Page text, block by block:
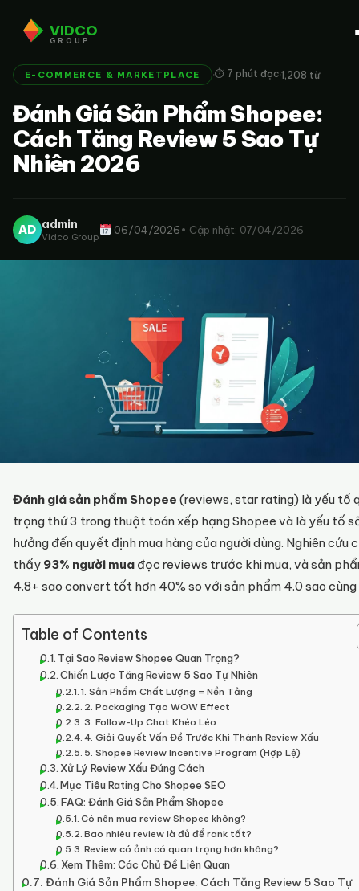
VIDCO
GROUP
E-COMMERCE & MARKETPLACE ·⏱ 7 phút đọc·1,208 từ
Đánh Giá Sản Phẩm Shopee:
Cách Tăng Review 5 Sao Tự
Nhiên 2026
AD admin
Vidco Group
06/04/2026• Cập nhật: 07/04/2026
Đánh giá sản phẩm Shopee (reviews, star rating) là yếu tố
trọng thứ 3 trong thuật toán xếp hạng Shopee và là yếu tố
hưởng đến quyết định mua hàng của người dùng. Nghiên cứu
thấy 93% người mua đọc reviews trước khi mua, và sản
4.8+ sao convert tốt hơn 40% so với sản phẩm 4.0 sao cùng
Table of Contents
Tại Sao Review Shopee Quan Trọng?
Chiến Lược Tăng Review 5 Sao Tự Nhiên
1. Sản Phẩm Chất Lượng = Nền Tảng
2. Packaging Tạo WOW Effect
3. Follow-Up Chat Khéo Léo
4. Giải Quyết Vấn Đề Trước Khi Thành Review Xấu
5. Shopee Review Incentive Program (Hợp Lệ)
Xử Lý Review Xấu Đúng Cách
Mục Tiêu Rating Cho Shopee SEO
FAQ: Đánh Giá Sản Phẩm Shopee
Có nên mua review Shopee không?
Bao nhiêu review là đủ để rank tốt?
Review có ảnh có quan trọng hơn không?
Xem Thêm: Các Chủ Đề Liên Quan
Đánh Giá Sản Phẩm Shopee: Cách Tăng Review 5 Sao Tự